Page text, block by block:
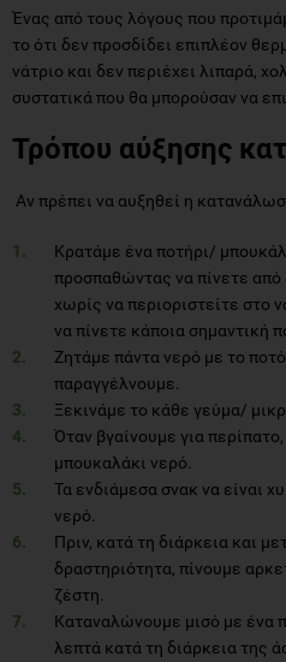
Ένας από τους λόγους που
το ότι δεν προσδίδει επιπλέον
νάτριο και δεν περιέχει λιπαρά,
συστατικά που θα μπορούσαν να
Τρόπου αύξησης
Αν πρέπει να αυξηθεί η
Κρατάμε ένα ποτήρι/
προσπαθώντας να πίνετε από
χωρίς να περιοριστείτε στο
να πίνετε κάποια σημαντική
Ζητάμε πάντα νερό με το
παραγγέλνουμε.
Ξεκινάμε το κάθε γεύμα/
Όταν βγαίνουμε για
μπουκαλάκι νερό.
Τα ενδιάμεσα σνακ να είναι
νερό.
Πριν, κατά τη διάρκεια και
δραστηριότητα, πίνουμε
ζέστη.
Καταναλώνουμε μισό με ένα
λεπτά κατά τη διάρκεια της